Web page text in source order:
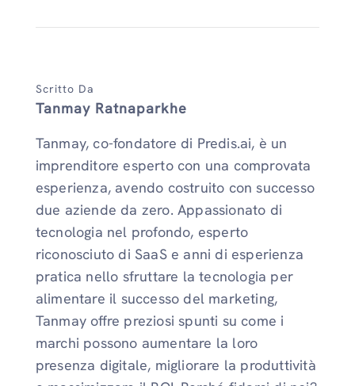
Scritto Da
Tanmay Ratnaparkhe
Tanmay, co-fondatore di Predis.ai, è un
imprenditore esperto con una comprovata
esperienza, avendo costruito con successo
due aziende da zero. Appassionato di
tecnologia nel profondo, esperto
riconosciuto di SaaS e anni di esperienza
pratica nello sfruttare la tecnologia per
alimentare il successo del marketing,
Tanmay offre preziosi spunti su come i
marchi possono aumentare la loro
presenza digitale, migliorare la produttività